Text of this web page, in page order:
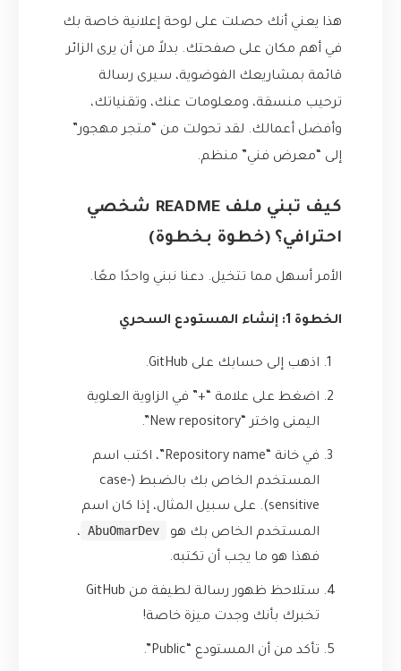
هذا يعني أنك حصلت على لوحة إعلانية خاصة بك
في أهم مكان على صفحتك. بدلاً من أن يرى الزائر
قائمة بمشاريعك الفوضوية، سيرى رسالة
ترحيب منسقة، ومعلومات عنك، وتقنياتك،
وأفضل أعمالك. لقد تحولت من “متجر مهجور”
إلى “معرض فني” منظم.
كيف تبني ملف README شخصي
احترافي؟ (خطوة بخطوة)
الأمر أسهل مما تتخيل. دعنا نبني واحدًا معًا.
الخطوة 1: إنشاء المستودع السحري
اذهب إلى حسابك على GitHub.
اضغط على علامة “+” في الزاوية العلوية
اليمنى واختر “New repository”.
في خانة “Repository name”، اكتب اسم
المستخدم الخاص بك بالضبط (case-
sensitive). على سبيل المثال، إذا كان اسم
المستخدم الخاص بك هو
AbuOmarDev ،
فهذا هو ما يجب أن تكتبه.
ستلاحظ ظهور رسالة لطيفة من GitHub
تخبرك بأنك وجدت ميزة خاصة!
تأكد من أن المستودع “Public”.